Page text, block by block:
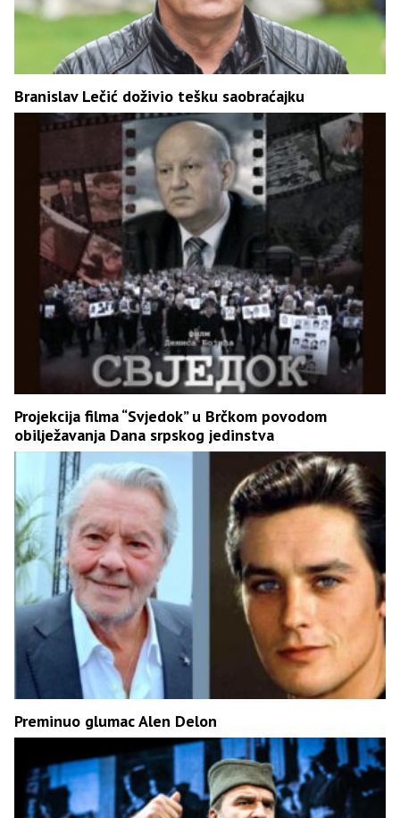
Branislav Lečić doživio tešku saobraćajku
Projekcija filma “Svjedok” u Brčkom povodom
obilježavanja Dana srpskog jedinstva
Preminuo glumac Alen Delon